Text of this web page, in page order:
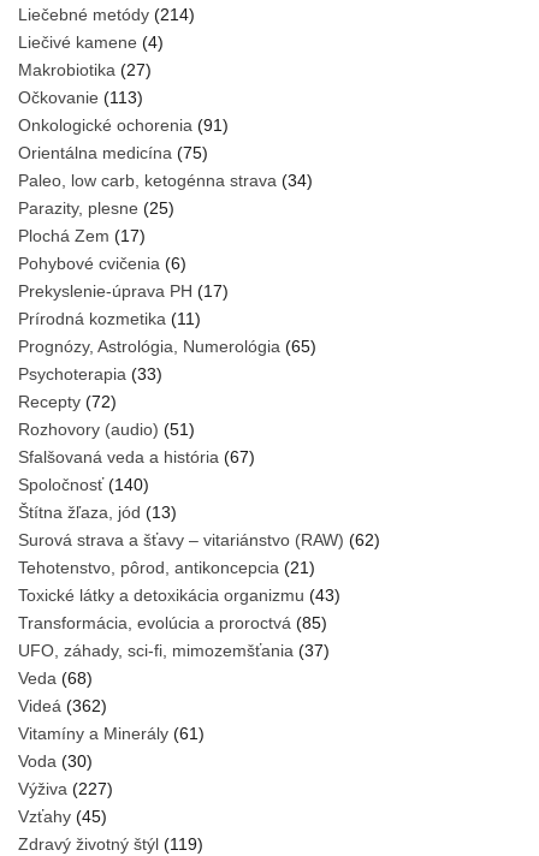
Liečebné metódy (214)
Liečivé kamene (4)
Makrobiotika (27)
Očkovanie (113)
Onkologické ochorenia (91)
Orientálna medicína (75)
Paleo, low carb, ketogénna strava (34)
Parazity, plesne (25)
Plochá Zem (17)
Pohybové cvičenia (6)
Prekyslenie-úprava PH (17)
Prírodná kozmetika (11)
Prognózy, Astrológia, Numerológia (65)
Psychoterapia (33)
Recepty (72)
Rozhovory (audio) (51)
Sfalšovaná veda a história (67)
Spoločnosť(140)
Štítna žľaza, jód (13)
Surová strava a šťavy – vitariánstvo (RAW) (62)
Tehotenstvo, pôrod, antikoncepcia (21)
Toxické látky a detoxikácia organizmu (43)
Transformácia, evolúcia a proroctvá (85)
UFO, záhady, sci-fi, mimozemšťania (37)
Veda (68)
Videá (362)
Vitamíny a Minerály (61)
Voda (30)
Výživa (227)
Vzťahy (45)
Zdravý životný štýl (119)